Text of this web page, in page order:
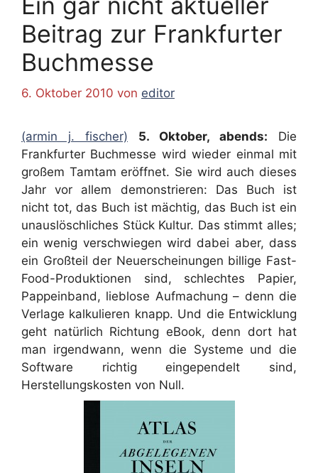
Beitrag zur Frankfurter
Buchmesse
6. Oktober 2010 von editor
(armin j. fischer) 5. Oktober, abends: Die
Frankfurter Buchmesse wird wieder einmal mit
großem Tamtam eröffnet. Sie wird auch dieses
Jahr vor allem demonstrieren: Das Buch ist
nicht tot, das Buch ist mächtig, das Buch ist ein
unauslöschliches Stück Kultur. Das stimmt alles;
ein wenig verschwiegen wird dabei aber, dass
ein Großteil der Neuerscheinungen billige Fast-
Food-Produktionen sind, schlechtes Papier,
Pappeinband, lieblose Aufmachung – denn die
Verlage kalkulieren knapp. Und die Entwicklung
geht natürlich Richtung eBook, denn dort hat
man irgendwann, wenn die Systeme und die
Software richtig eingependelt sind,
Herstellungskosten von Null.